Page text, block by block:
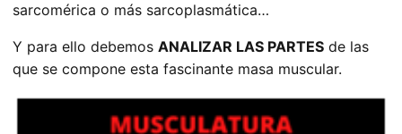
sarcomérica o más sarcoplasmática…
Y para ello debemos ANALIZAR LAS PARTES de las
que se compone esta fascinante masa muscular.